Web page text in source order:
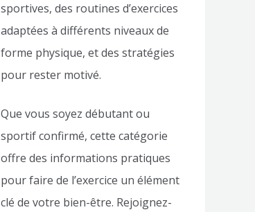
sportives, des routines d’exercices
adaptées à différents niveaux de
forme physique, et des stratégies
pour rester motivé.
Que vous soyez débutant ou
sportif confirmé, cette catégorie
offre des informations pratiques
pour faire de l’exercice un élément
clé de votre bien-être. Rejoignez-